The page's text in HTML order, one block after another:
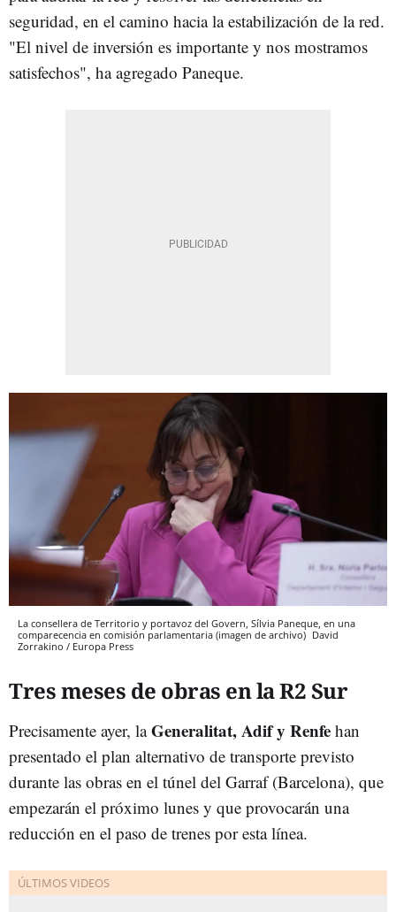
seguridad, en el camino hacia la estabilización de la red.
"El nivel de inversión es importante y nos mostramos
satisfechos", ha agregado Paneque.
La consellera de Territorio y portavoz del Govern, Sílvia Paneque, en una
comparecencia en comisión parlamentaria (imagen de archivo) David
Zorrakino / Europa Press
Tres meses de obras en la R2 Sur
Precisamente ayer, laGeneralitat, Adif y Renfe han
presentado el plan alternativo de transporte previsto
durante las obras en el túnel del Garraf (Barcelona), que
empezarán el próximo lunes y que provocarán una
reducción en el paso de trenes por esta línea.